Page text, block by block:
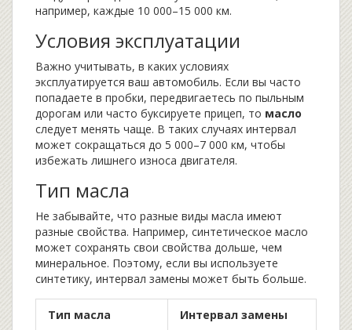
например, каждые 10 000–15 000 км.
Условия эксплуатации
Важно учитывать, в каких условиях
эксплуатируется ваш автомобиль. Если вы часто
попадаете в пробки, передвигаетесь по пыльным
дорогам или часто буксируете прицеп, то масло
следует менять чаще. В таких случаях интервал
может сокращаться до 5 000–7 000 км, чтобы
избежать лишнего износа двигателя.
Тип масла
Не забывайте, что разные виды масла имеют
разные свойства. Например, синтетическое масло
может сохранять свои свойства дольше, чем
минеральное. Поэтому, если вы используете
синтетику, интервал замены может быть больше.
Тип масла Интервал замены